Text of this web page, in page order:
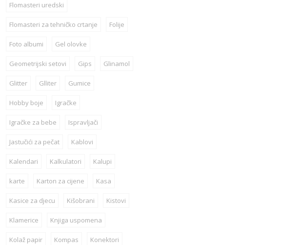
Flomasteri uredski
Flomasteri za tehničko crtanje Folije
Foto albumi Gel olovke
Geometrijski setovi Gips Glinamol
Glitter Glliter Gumice
Hobby boje Igračke
Igračke za bebe Ispravljači
Jastučići za pečat Kablovi
Kalendari Kalkulatori Kalupi
karte Karton za cijene Kasa
Kasice za djecu Kišobrani Kistovi
Klamerice Knjiga uspomena
Kolaž papir Kompas Konektori